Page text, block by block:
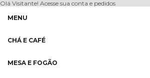
Olá Visitante! Acesse sua conta e pedidos
MENU
CHÁ E CAFÉ
MESA E FOGÃO